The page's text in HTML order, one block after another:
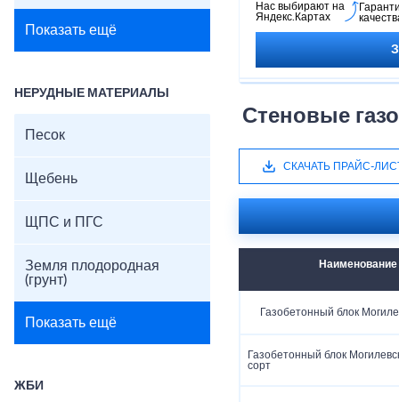
Показать ещё
НЕРУДНЫЕ МАТЕРИАЛЫ
Песок
Щебень
ЩПС и ПГС
Земля плодородная
(грунт)
Показать ещё
ЖБИ
Нас выбирают на
Яндекс.Картах
Стеновые
СКАЧАТЬ ПРАЙС-
Наименование
Газобетонный блок
Газобетонный блок
сорт